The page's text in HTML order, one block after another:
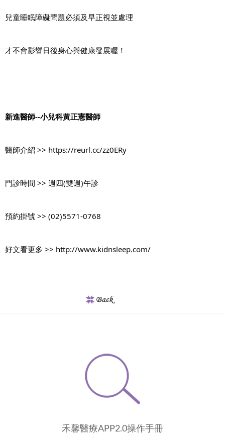
兒童睡眠障礙問題必須及早正視並處理
才不會影響日後身心與健康發展喔！
新進醫師--小兒科黃正憲醫師
醫師介紹 >> https://reurl.cc/zz0ERy
門診時間 >> 週四(雙週)午診
預約掛號 >> (02)5571-0768
好文看更多 >> http://www.kidnsleep.com/
禾馨醫療APP2.0操作手冊